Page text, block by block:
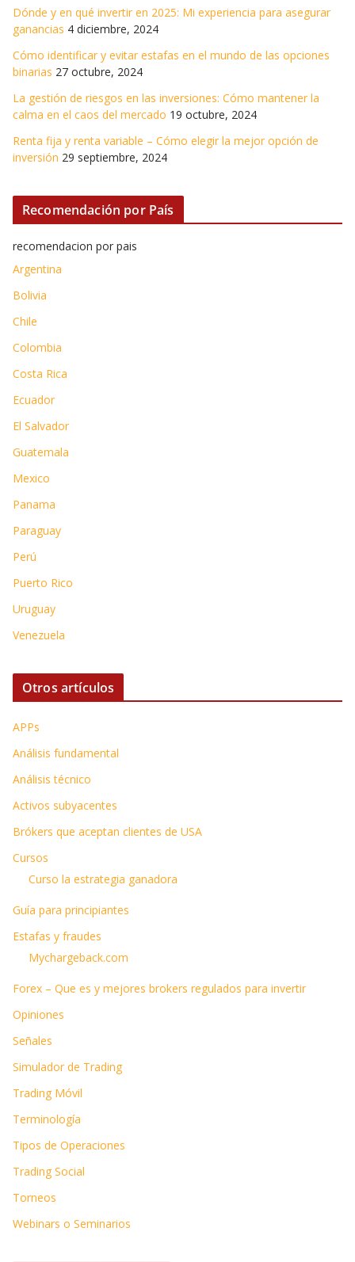
Dónde y en qué invertir en 2025: Mi experiencia para asegurar
ganancias 4 diciembre, 2024
Cómo identificar y evitar estafas en el mundo de las opciones
binarias 27 octubre, 2024
La gestión de riesgos en las inversiones: Cómo mantener la
calma en el caos del mercado 19 octubre, 2024
Renta fija y renta variable – Cómo elegir la mejor opción de
inversión 29 septiembre, 2024
Recomendación por País
recomendacion por pais
Argentina
Bolivia
Chile
Colombia
Costa Rica
Ecuador
El Salvador
Guatemala
Mexico
Panama
Paraguay
Perú
Puerto Rico
Uruguay
Venezuela
Otros artículos
APPs
Análisis fundamental
Análisis técnico
Activos subyacentes
Brókers que aceptan clientes de USA
Cursos
Curso la estrategia ganadora
Guía para principiantes
Estafas y fraudes
Mychargeback.com
Forex – Que es y mejores brokers regulados para invertir
Opiniones
Señales
Simulador de Trading
Trading Móvil
Terminología
Tipos de Operaciones
Trading Social
Torneos
Webinars o Seminarios